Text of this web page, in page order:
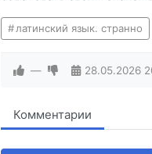
латинский язык. странно
— 28.05.2026
Комментарии